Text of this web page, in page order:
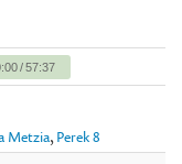
/57:37
Metzia, Perek 8